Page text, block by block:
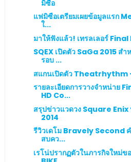
มิซือ
แฟมิซือเตรียมเผยข้อมูลแรก
ใ...
มาให้ฟังแล้ว! เทรลเลอร์
SQEX เปิดตัว SaGa 2015 ส
รอบ ...
สแกนเปิดตัว
รายละเอียดการวางจำหน่าย
HD Co...
สรุปข่าวแวดวง Square Enix
2014
รีวิวเดโม Bravely Second
สบคว...
เรโน่ปรากฏตัวในภารกิจใหม่